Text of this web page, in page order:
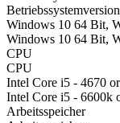
Betriebssystemversion
Windows 10 64 Bit,
Windows 10 64 Bit,
CPU
CPU
Intel Core i5 - 4670
Intel Core i5 - 6600k
Arbeitsspeicher